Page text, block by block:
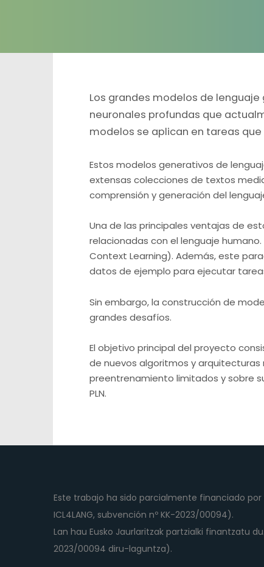
Los grandes modelos de
neuronales profundas que
modelos se aplican en tareas
Estos modelos generativos de
extensas colecciones de textos
comprensión y generación del
Una de las principales ventajas de
relacionadas con el lenguaje
Context Learning). Además, este
datos de ejemplo para ejecutar
Sin embargo, la construcción de
grandes desafíos.
El objetivo principal del proyecto
de nuevos algoritmos y
preentrenamiento limitados y sobre
PLN.
Este trabajo ha sido parcialmente financiado
ICL4LANG, subvención nº KK-2023/00094).
Lan hau Eusko Jaurlaritzak partzialki finantzatu
2023/00094 diru-laguntza).